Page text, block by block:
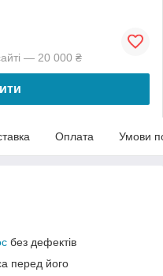
— 20 000 ₴
Оплата Умови
без дефектів
перед його